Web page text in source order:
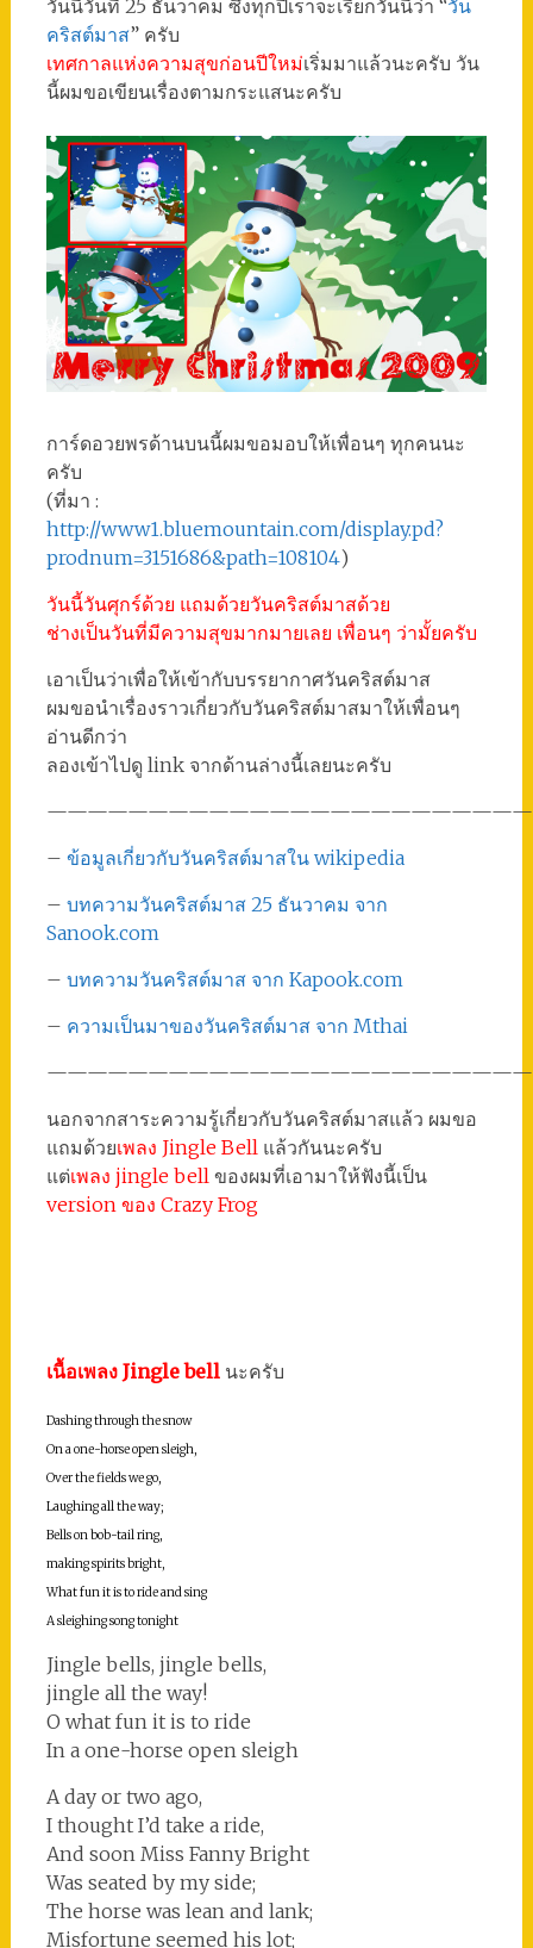
วันนี้วันที่ 25 ธันวาคม ซึ่งทุกปีเราจะเรียกวันนี้ว่า “วัน
คริสต์มาส” ครับ
เทศกาลแห่งความสุขก่อนปีใหม่เริ่มมาแล้วนะครับ วัน
นี้ผมขอเขียนเรื่องตามกระแสนะครับ
การ์ดอวยพรด้านบนนี้ผมขอมอบให้เพื่อนๆ ทุกคนนะ
ครับ
(ที่มา :
http://www1.bluemountain.com/display.pd?
prodnum=3151686&path=108104)
วันนี้วันศุกร์ด้วย แถมด้วยวันคริสต์มาสด้วย
ช่างเป็นวันที่มีความสุขมากมายเลย เพื่อนๆ ว่ามั้ยครับ
เอาเป็นว่าเพื่อให้เข้ากับบรรยากาศวันคริสต์มาส
ผมขอนำเรื่องราวเกี่ยวกับวันคริสต์มาสมาให้เพื่อนๆ
อ่านดีกว่า
ลองเข้าไปดู link จากด้านล่างนี้เลยนะครับ
– ข้อมูลเกี่ยวกับวันคริสต์มาสใน wikipedia
– บทความวันคริสต์มาส 25 ธันวาคม จาก
Sanook.com
– บทความวันคริสต์มาส จาก Kapook.com
– ความเป็นมาของวันคริสต์มาส จาก Mthai
นอกจากสาระความรู้เกี่ยวกับวันคริสต์มาสแล้ว ผมขอ
แถมด้วยเพลง Jingle Bell แล้วกันนะครับ
แต่เพลง jingle bell ของผมที่เอามาให้ฟังนี้เป็น
version ของ Crazy Frog
เนื้อเพลง Jingle bell นะครับ
Dashing through the snow
On a one-horse open sleigh,
Over the fields we go,
Laughing all the way;
Bells on bob-tail ring,
making spirits bright,
What fun it is to ride and sing
A sleighing song tonight
Jingle bells, jingle bells,
jingle all the way!
O what fun it is to ride
In a one-horse open sleigh
A day or two ago,
I thought I’d take a ride,
And soon Miss Fanny Bright
Was seated by my side;
The horse was lean and lank;
Misfortune seemed his lot;